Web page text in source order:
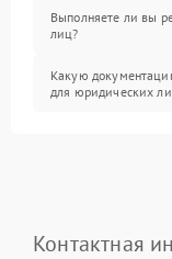
Выполняете ли вы
лиц?
Какую
для юридических
Контактная